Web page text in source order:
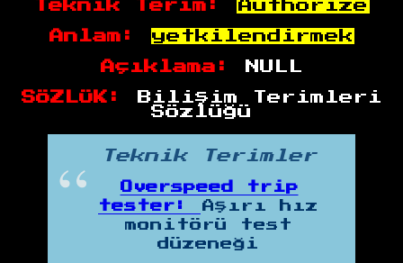
Teknik Terim: Authorize
Anlam: yetkilendirmek
Açıklama: NULL
SÖZLÜK:
Bilişim Terimleri
Sözlüğü
Teknik Terimler
Overspeed trip
tester:
Aşırı hız
monitörü test
düzeneği